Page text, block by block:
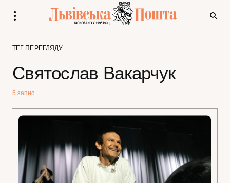
ТЕГ ПЕРЕГЛЯДУ
Святослав Вакарчук
5 запис